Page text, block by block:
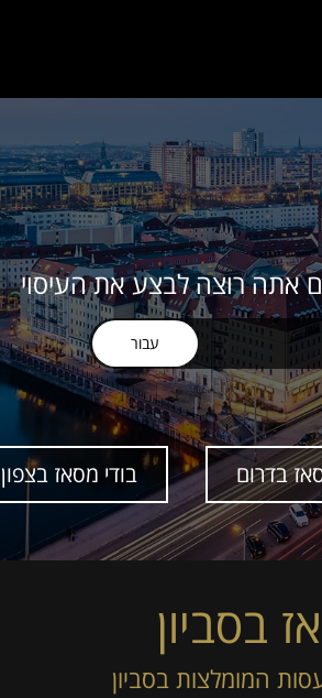
אתה רוצה לבצע את העיסוי
עבור
בדרום בודי מסאז בצפון
בסביון
המומלצות בסביון